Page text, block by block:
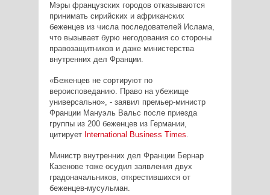
Мэры французских городов отказываются
принимать сирийских и африканских
беженцев из числа последователей Ислама,
что вызывает бурю негодования со стороны
правозащитников и даже министерства
внутренних дел Франции.
«Беженцев не сортируют по
вероисповеданию. Право на убежище
универсально», - заявил премьер-министр
Франции Мануэль Вальс после приезда
группы из 200 беженцев из Германии,
цитирует International Business Times.
Министр внутренних дел Франции Бернар
Казенове тоже осудил заявления двух
градоначальников, открестившихся от
беженцев-мусульман.